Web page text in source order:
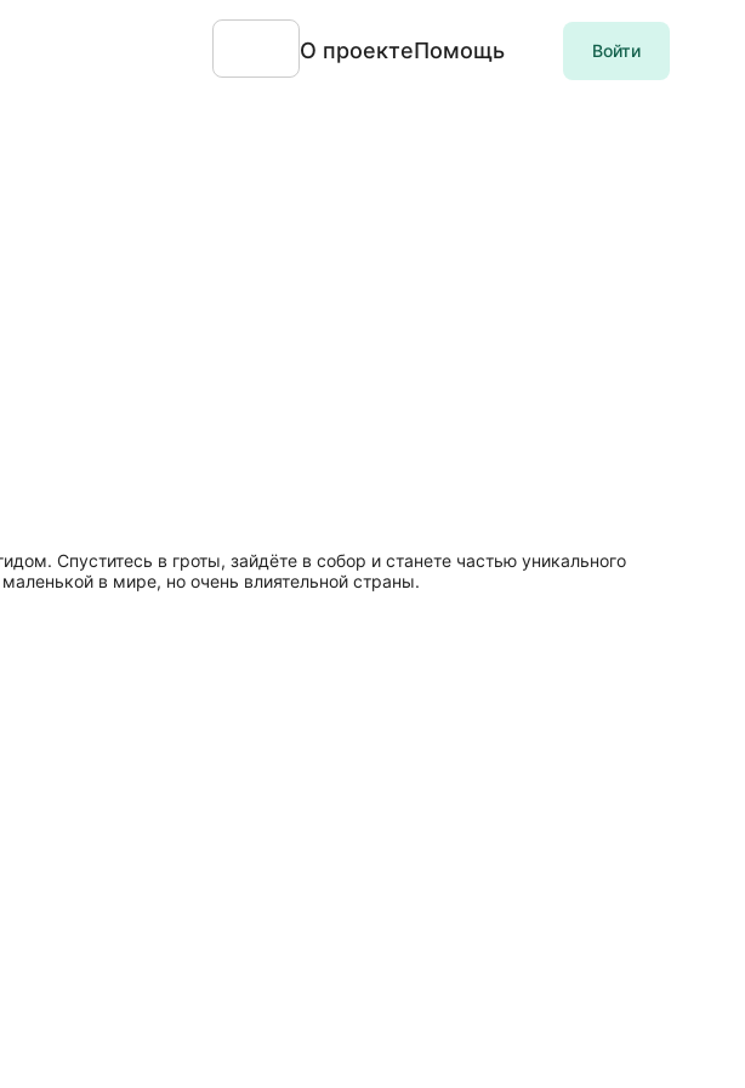
О проектеПомощь Войти
Спуститесь в гроты, зайдёте в собор и станете частью уникального
в мире, но очень влиятельной страны.